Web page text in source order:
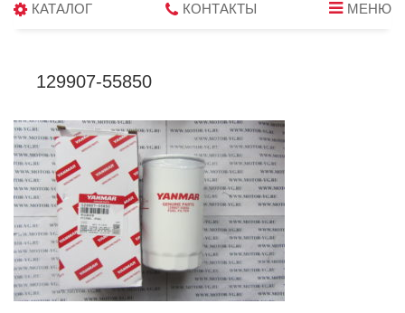
КАТАЛОГ КОНТАКТЫ МЕНЮ
129907-55850